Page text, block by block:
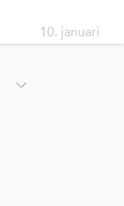
10. januari